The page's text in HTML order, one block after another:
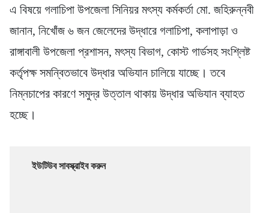
এ বিষয়ে গলাচিপা উপজেলা সিনিয়র মৎস্য কর্মকর্তা মো. জহিরুন্নবী
জানান, নিখোঁজ ৬ জন জেলেদের উদ্ধারে গলাচিপা, কলাপাড়া ও
রাঙ্গাবালী উপজেলা প্রশাসন, মৎস্য বিভাগ, কোস্ট গার্ডসহ সংশ্লিষ্ট
কর্তৃপক্ষ সমন্বিতভাবে উদ্ধার অভিযান চালিয়ে যাচ্ছে। তবে
নিম্নচাপের কারণে সমুদ্র উত্তাল থাকায় উদ্ধার অভিযান ব্যাহত
হচ্ছে।
ইউটিউব সাবস্ক্রাইব করুন